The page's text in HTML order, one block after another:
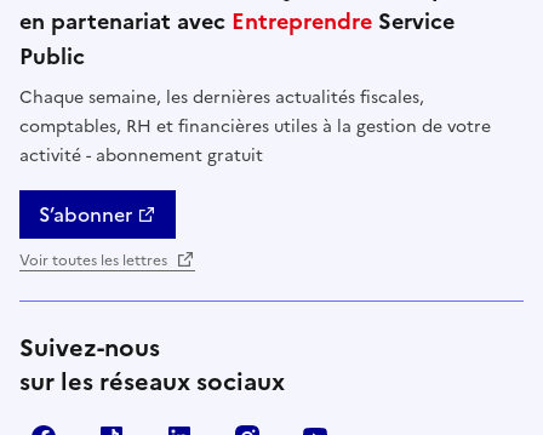
en partenariat avec Entreprendre Service
Public
Chaque semaine, les dernières actualités fiscales,
comptables, RH et financières utiles à la gestion de votre
activité - abonnement gratuit
S’abonner
Voir toutes les lettres
Suivez-nous
sur les réseaux sociaux